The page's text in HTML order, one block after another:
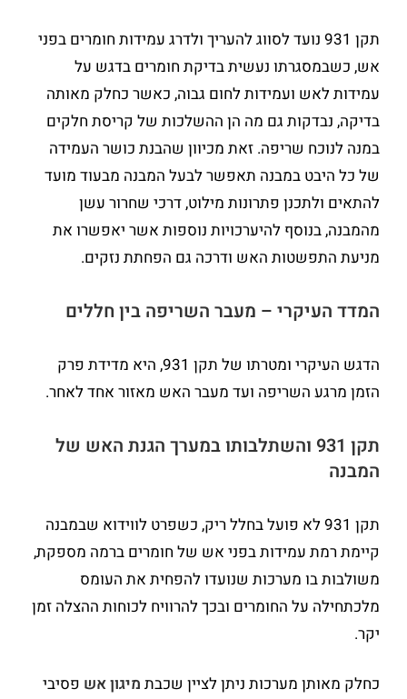
תקן 931 נועד לסווג להעריך ולדרג עמידות חומרים בפני
אש, כשבמסגרתו נעשית בדיקת חומרים בדגש על
עמידות לאש ועמידות לחום גבוה, כאשר כחלק מאותה
בדיקה, נבדקות גם מה הן ההשלכות של קריסת חלקים
במנה לנוכח שריפה. זאת מכיוון שהבנת כושר העמידה
של כל היבט במבנה תאפשר לבעל המבנה מבעוד מועד
להתאים ולתכנן פתרונות מילוט, דרכי שחרור עשן
מהמבנה, בנוסף להיערכויות נוספות אשר יאפשרו את
מניעת התפשטות האש ודרכה גם הפחתת נזקים.
המדד העיקרי – מעבר השריפה בין חללים
הדגש העיקרי ומטרתו של תקן 931, היא מדידת פרק
הזמן מרגע השריפה ועד מעבר האש מאזור אחד לאחר.
תקן 931 והשתלבותו במערך הגנת האש של
המבנה
תקן 931 לא פועל בחלל ריק, כשפרט לווידוא שבמבנה
קיימת רמת עמידות בפני אש של חומרים ברמה מספקת,
משולבות בו מערכות שנועדו להפחית את העומס
מלכתחילה על החומרים ובכך להרוויח לכוחות ההצלה זמן
יקר.
כחלק מאותן מערכות ניתן לציין שכבת מיגון אש פסיבי